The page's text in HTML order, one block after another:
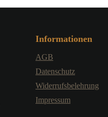
Informationen
AGB
Datenschutz
Widerrufsbelehrung
Impressum